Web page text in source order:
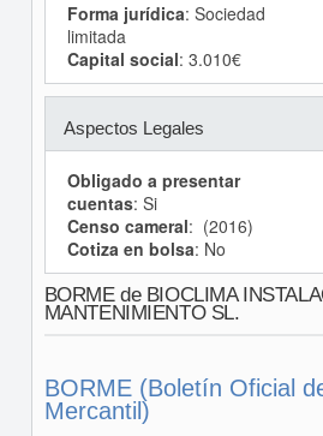
Forma jurídica: Sociedad
limitada
Capital social: 3.010€
Aspectos Legales
Obligado a presentar
cuentas: Si
Censo cameral: (2016)
Cotiza en bolsa: No
BORME de BIOCLIMA
MANTENIMIENTO SL.
BORME (Boletín Oficial
Mercantil)